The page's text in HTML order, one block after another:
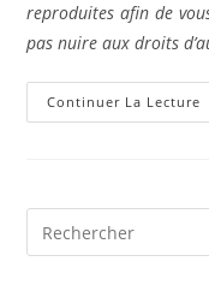
reproduites afin de
pas nuire aux droits
Continuer La Lecture